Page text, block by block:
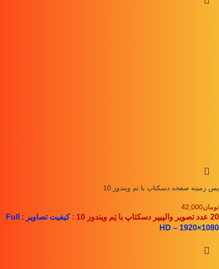
پس زمینه صفحه دسکتاپ با تم ویندوز 10
تومان42,000
20 عدد تصویر والپیپر دسکتاپ با تِم ویندوز 10 :
کیفیت تصاویر : Full
HD – 1920×1080